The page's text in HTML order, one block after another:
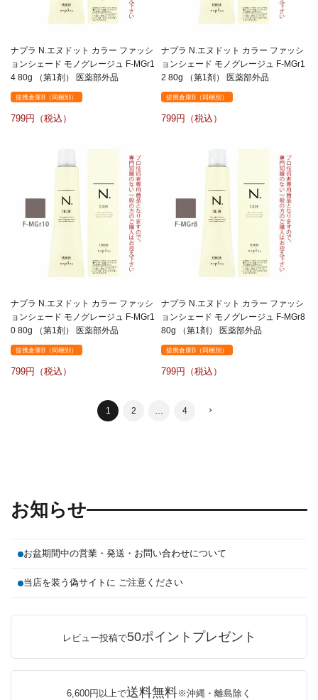
ナプラ N.エヌドット カラー ファッシ
ョンシェード モノグレージュ F-MGr1
4 80g （第1剤） 医薬部外品
提携倉庫B（同梱別）
799
ナプラ N.エヌドット カラー ファッシ
ョンシェード モノグレージュ F-MGr1
2 80g （第1剤） 医薬部外品
提携倉庫B（同梱別）
799
ナプラ N.エヌドット カラー ファッシ
ョンシェード モノグレージュ F-MGr1
0 80g （第1剤） 医薬部外品
提携倉庫B（同梱別）
799
ナプラ N.エヌドット カラー ファッシ
ョンシェード モノグレージュ F-MGr8
80g （第1剤） 医薬部外品
提携倉庫B（同梱別）
799
1 2 … 4
お知らせ
お盆期間中の営業・発送・お問い合わせについて
当店を装う偽サイトに ご注意ください
レビュー投稿で50ポイントプレゼント
6,600円以上で送料無料※沖縄・離島除く